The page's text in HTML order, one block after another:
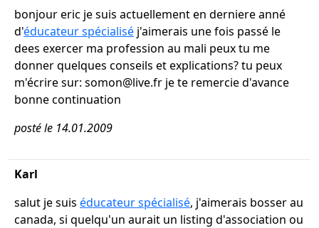
bonjour eric je suis actuellement en derniere anné
d'éducateur spécialisé j'aimerais une fois passé le
dees exercer ma profession au mali peux tu me
donner quelques conseils et explications? tu peux
m'écrire sur: somon@live.fr je te remercie d'avance
bonne continuation
posté le 14.01.2009
Karl
salut je suis éducateur spécialisé, j'aimerais bosser au
canada, si quelqu'un aurait un listing d'association ou